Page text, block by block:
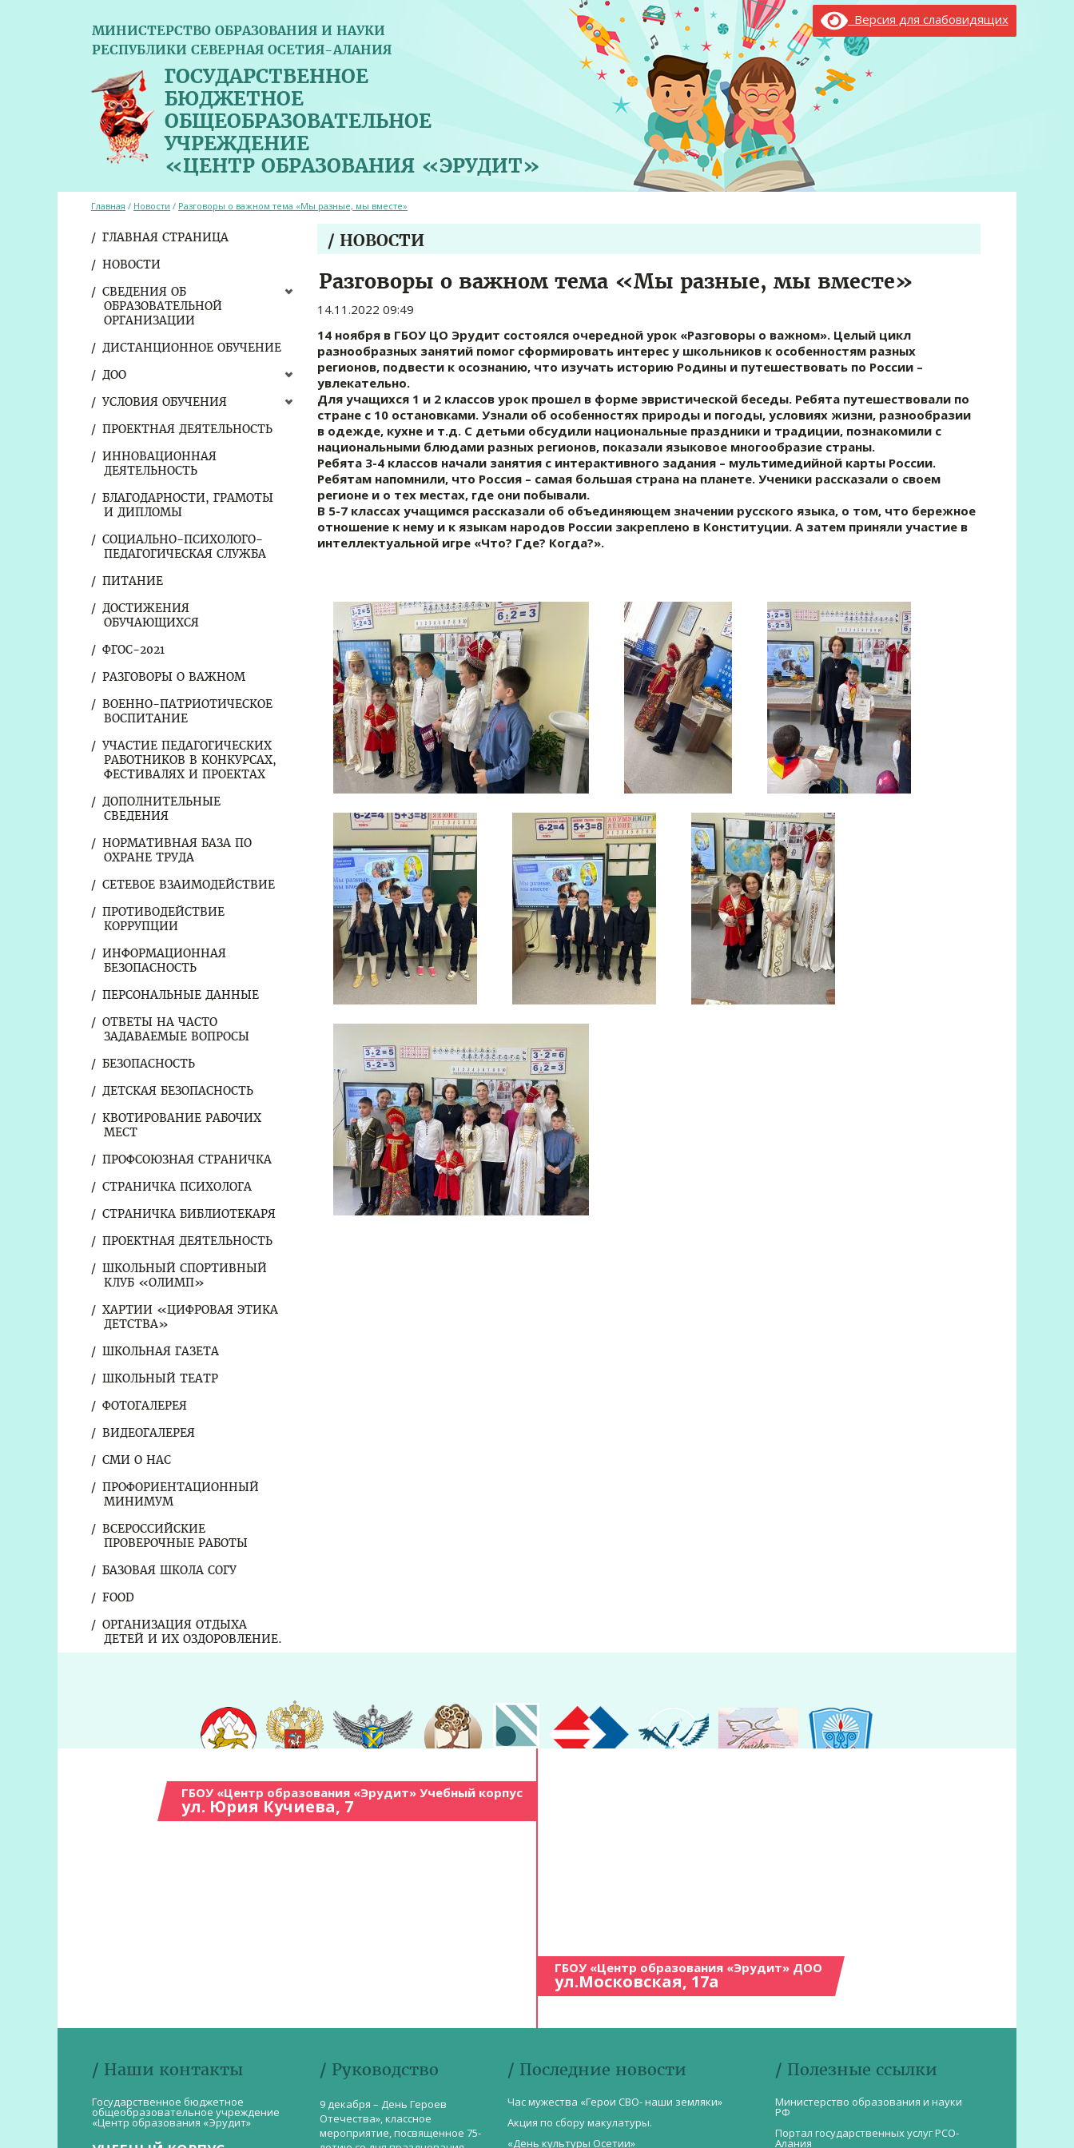
МИНИСТЕРСТВО ОБРАЗОВАНИЯ И НАУКИ
РЕСПУБЛИКИ СЕВЕРНАЯ ОСЕТИЯ-АЛАНИЯ
ГОСУДАРСТВЕННОЕ
БЮДЖЕТНОЕ
ОБЩЕОБРАЗОВАТЕЛЬНОЕ
УЧРЕЖДЕНИЕ
«ЦЕНТР ОБРАЗОВАНИЯ «ЭРУДИТ»
Версия для слабовидящих
ГЛАВНАЯ СТРАНИЦА
НОВОСТИ
СВЕДЕНИЯ ОБ
ОБРАЗОВАТЕЛЬНОЙ
ОРГАНИЗАЦИИ
ДИСТАНЦИОННОЕ ОБУЧЕНИЕ
ДОО
УСЛОВИЯ ОБУЧЕНИЯ
ПРОЕКТНАЯ ДЕЯТЕЛЬНОСТЬ
ИННОВАЦИОННАЯ
ДЕЯТЕЛЬНОСТЬ
БЛАГОДАРНОСТИ, ГРАМОТЫ
И ДИПЛОМЫ
СОЦИАЛЬНО-ПСИХОЛОГО-
ПЕДАГОГИЧЕСКАЯ СЛУЖБА
ПИТАНИЕ
ДОСТИЖЕНИЯ
ОБУЧАЮЩИХСЯ
ФГОС-2021
РАЗГОВОРЫ О ВАЖНОМ
ВОЕННО-ПАТРИОТИЧЕСКОЕ
ВОСПИТАНИЕ
УЧАСТИЕ ПЕДАГОГИЧЕСКИХ
РАБОТНИКОВ В КОНКУРСАХ,
ФЕСТИВАЛЯХ И ПРОЕКТАХ
ДОПОЛНИТЕЛЬНЫЕ
СВЕДЕНИЯ
НОРМАТИВНАЯ БАЗА ПО
ОХРАНЕ ТРУДА
СЕТЕВОЕ ВЗАИМОДЕЙСТВИЕ
ПРОТИВОДЕЙСТВИЕ
КОРРУПЦИИ
ИНФОРМАЦИОННАЯ
БЕЗОПАСНОСТЬ
ПЕРСОНАЛЬНЫЕ ДАННЫЕ
ОТВЕТЫ НА ЧАСТО
ЗАДАВАЕМЫЕ ВОПРОСЫ
БЕЗОПАСНОСТЬ
ДЕТСКАЯ БЕЗОПАСНОСТЬ
КВОТИРОВАНИЕ РАБОЧИХ
МЕСТ
ПРОФСОЮЗНАЯ СТРАНИЧКА
СТРАНИЧКА ПСИХОЛОГА
СТРАНИЧКА БИБЛИОТЕКАРЯ
ПРОЕКТНАЯ ДЕЯТЕЛЬНОСТЬ
ШКОЛЬНЫЙ СПОРТИВНЫЙ
КЛУБ «ОЛИМП»
ХАРТИИ «ЦИФРОВАЯ ЭТИКА
ДЕТСТВА»
ШКОЛЬНАЯ ГАЗЕТА
ШКОЛЬНЫЙ ТЕАТР
ФОТОГАЛЕРЕЯ
ВИДЕОГАЛЕРЕЯ
СМИ О НАС
ПРОФОРИЕНТАЦИОННЫЙ
МИНИМУМ
ВСЕРОССИЙСКИЕ
ПРОВЕРОЧНЫЕ РАБОТЫ
БАЗОВАЯ ШКОЛА СОГУ
FOOD
ОРГАНИЗАЦИЯ ОТДЫХА
ДЕТЕЙ И ИХ ОЗДОРОВЛЕНИЕ.
Главная / Новости / Разговоры о важном тема «Мы разные, мы вместе»
/ НОВОСТИ
Разговоры о важном тема «Мы разные, мы вместе»
14.11.2022 09:49
14 ноября в ГБОУ ЦО Эрудит состоялся очередной урок «Разговоры о важном». Целый цикл
разнообразных занятий помог сформировать интерес у школьников к особенностям разных
регионов, подвести к осознанию, что изучать историю Родины и путешествовать по России –
увлекательно.
Для учащихся 1 и 2 классов урок прошел в форме эвристической беседы. Ребята путешествовали по
стране с 10 остановками. Узнали об особенностях природы и погоды, условиях жизни, разнообразии
в одежде, кухне и т.д. С детьми обсудили национальные праздники и традиции, познакомили с
национальными блюдами разных регионов, показали языковое многообразие страны.
Ребята 3-4 классов начали занятия с интерактивного задания – мультимедийной карты России.
Ребятам напомнили, что Россия – самая большая страна на планете. Ученики рассказали о своем
регионе и о тех местах, где они побывали.
В 5-7 классах учащимся рассказали об объединяющем значении русского языка, о том, что бережное
отношение к нему и к языкам народов России закреплено в Конституции. А затем приняли участие в
интеллектуальной игре «Что? Где? Когда?».
ГБОУ «Центр образования «Эрудит» Учебный корпус
ул. Юрия Кучиева, 7
ГБОУ «Центр образования «Эрудит» ДОО
ул.Московская, 17а
/ Наши контакты
Государственное бюджетное
общеобразовательное учреждение
«Центр образования «Эрудит»
/ Руководство
9 декабря – День Героев
Отечества», классное
мероприятие, посвященное 75-
/ Последние новости
Час мужества «Герои СВО- наши земляки»
Акция по сбору макулатуры.
«День культуры Осетии»
/ Полезные ссылки
Министерство образования и науки
РФ
Портал государственных услуг РСО-
Алания